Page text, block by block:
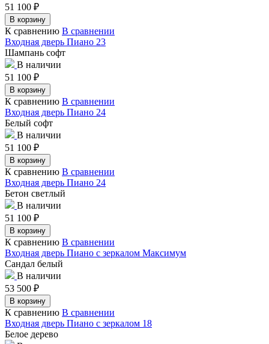
51 100 ₽
В корзину
К сравнению В сравнении
Входная дверь Пиано 23
Шампань софт
В наличии
51 100 ₽
В корзину
К сравнению В сравнении
Входная дверь Пиано 24
Белый софт
В наличии
51 100 ₽
В корзину
К сравнению В сравнении
Входная дверь Пиано 24
Бетон светлый
В наличии
51 100 ₽
В корзину
К сравнению В сравнении
Входная дверь Пиано с зеркалом Максимум
Сандал белый
В наличии
53 500 ₽
В корзину
К сравнению В сравнении
Входная дверь Пиано с зеркалом 18
Белое дерево